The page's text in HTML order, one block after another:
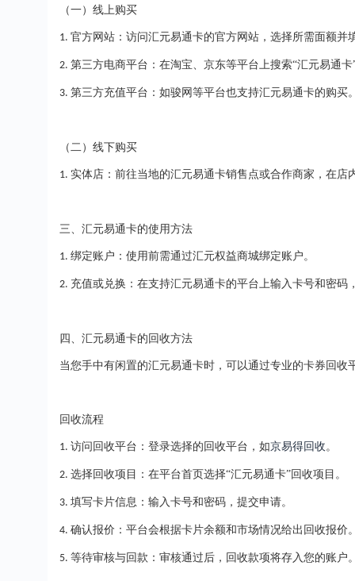
（一）线上购买
1. 官方网站：访问汇元易通卡的官方网站，选择所需面额并
2. 第三方电商平台：在淘宝、京东等平台上搜索“汇元易通
3. 第三方充值平台：如骏网等平台也支持汇元易通卡的购买
（二）线下购买
1. 实体店：前往当地的汇元易通卡销售点或合作商家，在店
三、汇元易通卡的使用方法
1. 绑定账户：使用前需通过汇元权益商城绑定账户。
2. 充值或兑换：在支持汇元易通卡的平台上输入卡号和密码
四、汇元易通卡的回收方法
当您手中有闲置的汇元易通卡时，可以通过专业的卡券回收
回收流程
1. 访问回收平台：登录选择的回收平台，如京易得回收。
2. 选择回收项目：在平台首页选择“汇元易通卡”回收项目。
3. 填写卡片信息：输入卡号和密码，提交申请。
4. 确认报价：平台会根据卡片余额和市场情况给出回收报价
5. 等待审核与回款：审核通过后，回收款项将存入您的账户